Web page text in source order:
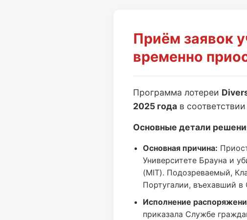
Приём заявок
временно
Программа лотереи
2025 года в
Основные детали
Основная причина:
Университете Брауна и
(MIT). Подозреваемый,
Португалии, въехавший
Исполнение
приказала Службе